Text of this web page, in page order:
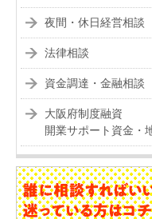
夜間・休日経営相談
法律相談
資金調達・金融相談
大阪府制度融資
開業サポート資金・